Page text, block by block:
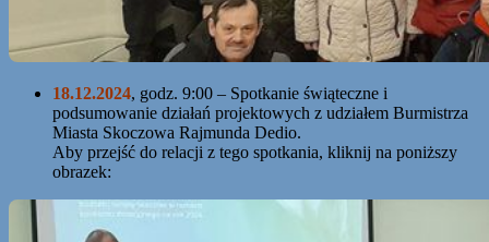
18.12.2024, godz. 9:00 – Spotkanie świąteczne i
podsumowanie działań projektowych z udziałem Burmistrza
Miasta Skoczowa Rajmunda Dedio.
Aby przejść do relacji z tego spotkania, kliknij na poniższy
obrazek: